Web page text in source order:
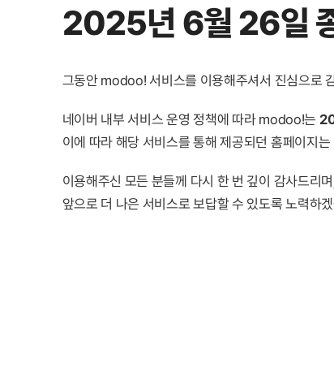
2025년 6월 26일
그동안 modoo! 서비스를 이용해주셔서 진심으로
네이버 내부 서비스 운영 정책에 따라 modoo!는
이에 따라 해당 서비스를 통해 제공되던 홈페이지
이용해주신 모든 분들께 다시 한 번 깊이 감사드리
앞으로 더 나은 서비스로 보답할 수 있도록 노력하